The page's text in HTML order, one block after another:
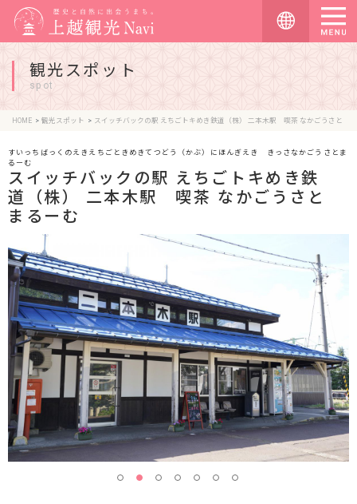
観光スポット
spot
HOME 観光スポット スイッチバックの駅 えちごトキめき鉄道（株） 二本木駅 喫茶 なかごうさとまるーむ
スイッチバックの駅 えちごトキめき鉄
道（株） 二本木駅 喫茶 なかごうさと
まるーむ
すいっちばっくのえきえちごときめきてつどう（かぶ）にほんぎえき きっさなかごうさとま
るーむ